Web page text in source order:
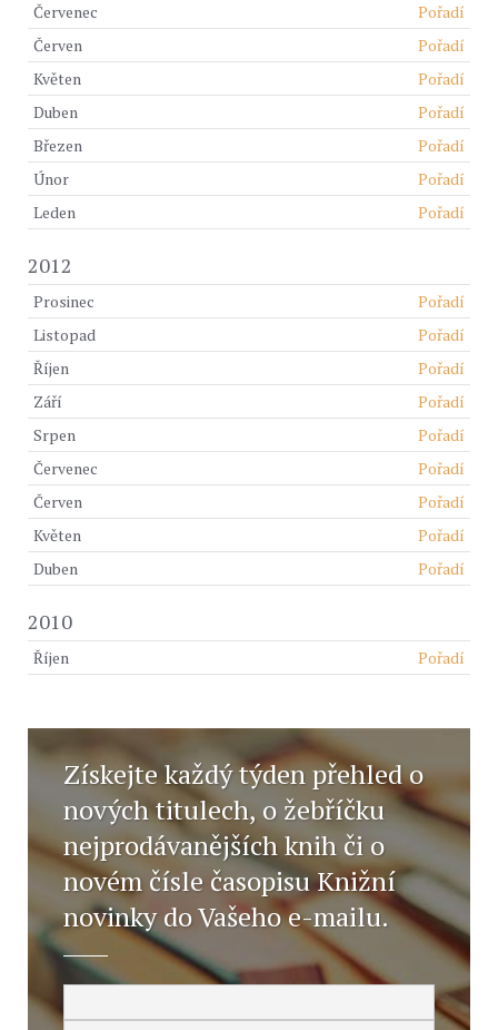
Červenec
Pořadí
Červen
Pořadí
Květen
Pořadí
Duben
Pořadí
Březen
Pořadí
Únor
Pořadí
Leden
Pořadí
2012
Prosinec
Pořadí
Listopad
Pořadí
Říjen
Pořadí
Září
Pořadí
Srpen
Pořadí
Červenec
Pořadí
Červen
Pořadí
Květen
Pořadí
Duben
Pořadí
2010
Říjen Pořadí
Získejte každý týden přehled o
nových titulech, o žebříčku
nejprodávanějších knih či o
novém čísle časopisu Knižní
novinky do Vašeho e-mailu.